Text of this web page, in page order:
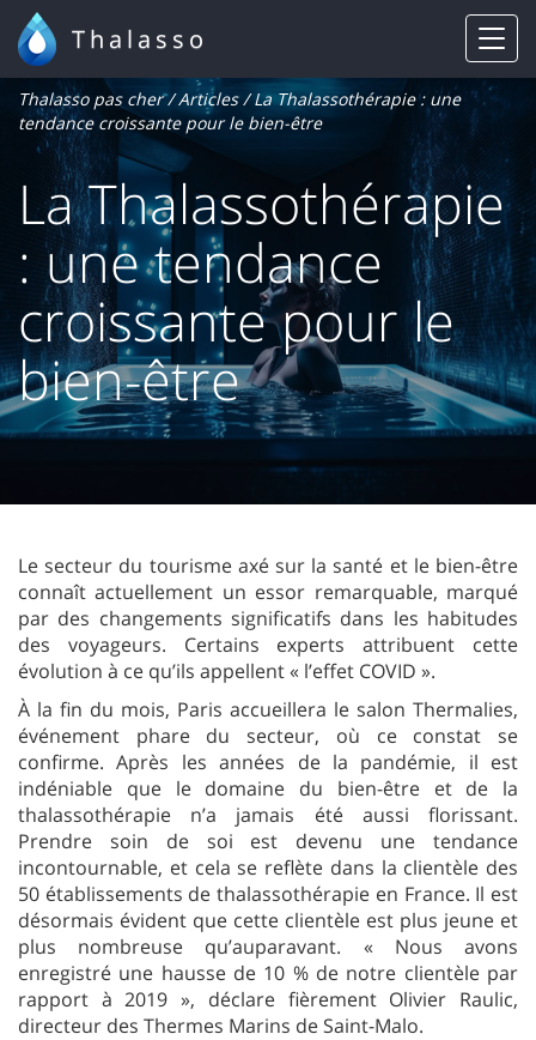
Thalasso
La Thalassothérapie
: une tendance
croissante pour le
bien-être
Thalasso pas cher/Articles/ La Thalassothérapie : une
tendance croissante pour le bien-être
Le secteur du tourisme axé sur la santé et le bien-être
connaît actuellement un essor remarquable, marqué
par des changements significatifs dans les habitudes
des voyageurs. Certains experts attribuent cette
évolution à ce qu’ils appellent « l’effet COVID ».
À la fin du mois, Paris accueillera le salon Thermalies,
événement phare du secteur, où ce constat se
confirme. Après les années de la pandémie, il est
indéniable que le domaine du bien-être et de la
thalassothérapie n’a jamais été aussi florissant.
Prendre soin de soi est devenu une tendance
incontournable, et cela se reflète dans la clientèle des
50 établissements de thalassothérapie en France. Il est
désormais évident que cette clientèle est plus jeune et
plus nombreuse qu’auparavant. « Nous avons
enregistré une hausse de 10 % de notre clientèle par
rapport à 2019 », déclare fièrement Olivier Raulic,
directeur des Thermes Marins de Saint-Malo.